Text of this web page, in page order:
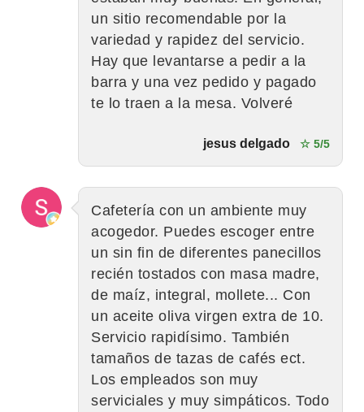
un sitio recomendable por la
variedad y rapidez del servicio.
Hay que levantarse a pedir a la
barra y una vez pedido y pagado
te lo traen a la mesa. Volveré
jesus delgado ☆ 5/5
Cafetería con un ambiente muy
acogedor. Puedes escoger entre
un sin fin de diferentes panecillos
recién tostados con masa madre,
de maíz, integral, mollete... Con
un aceite oliva virgen extra de 10.
Servicio rapidísimo. También
tamaños de tazas de cafés ect.
Los empleados son muy
serviciales y muy simpáticos. Todo